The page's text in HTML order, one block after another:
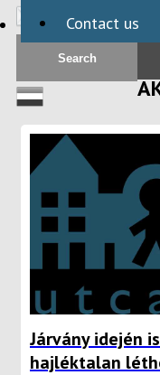
Contact us
Járvány idején
hajléktalan